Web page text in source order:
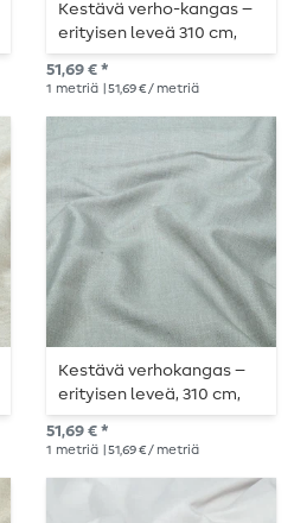
Kestävä verho-kangas –
erityisen leveä 310 cm,
antrasiittimelange
51,69 € *
1 metriä | 51,69 € / metriä
Kestävä verhokangas –
erityisen leveä, 310 cm,
harmaa melange
51,69 € *
1 metriä | 51,69 € / metriä